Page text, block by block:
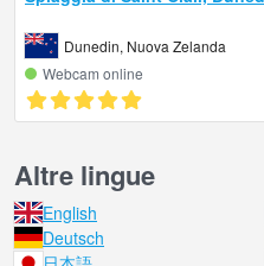
Dunedin, Nuova Zelanda
Webcam online
Altre lingue
English
Deutsch